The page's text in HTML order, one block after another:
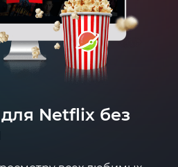
Netflix без